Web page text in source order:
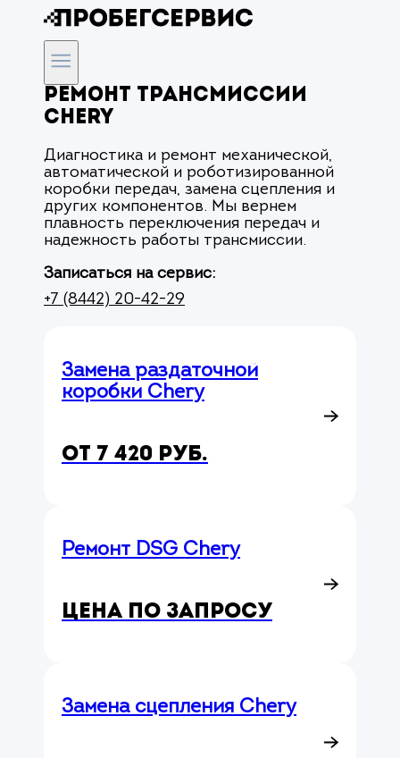
Ремонт трансмиссии
Chery
Диагностика и ремонт механической,
автоматической и роботизированной
коробки передач, замена сцепления и
других компонентов. Мы вернем
плавность переключения передач и
надежность работы трансмиссии.
Записаться на сервис:
+7 (8442) 20-42-29
Замена раздаточной
коробки Chery
от 7 420 руб.
Ремонт DSG Chery
Цена по запросу
Замена сцепления Chery